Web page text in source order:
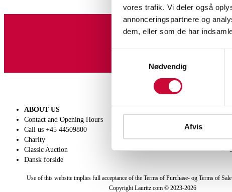
vores trafik. Vi deler også
annonceringspartnere og
dem, eller som de har
Nødvendig
Afvis
ABOUT US
Contact and Opening Hours
Call us +45 44509800
Charity
Classic Auction
Dansk forside
Conditions of sale
Use of this website implies full acceptance of the Terms of Purchase- og Terms of
Copyright Lauritz.com © 2023-2026